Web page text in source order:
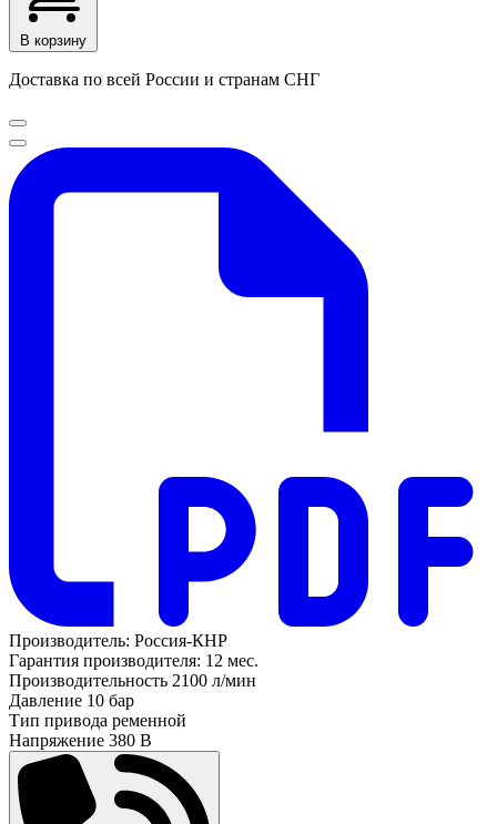
В корзину
Доставка по всей России и странам СНГ
Производитель: Россия-КНР
Гарантия производителя: 12 мес.
Производительность 2100 л/мин
Давление 10 бар
Тип привода ременной
Напряжение 380 В